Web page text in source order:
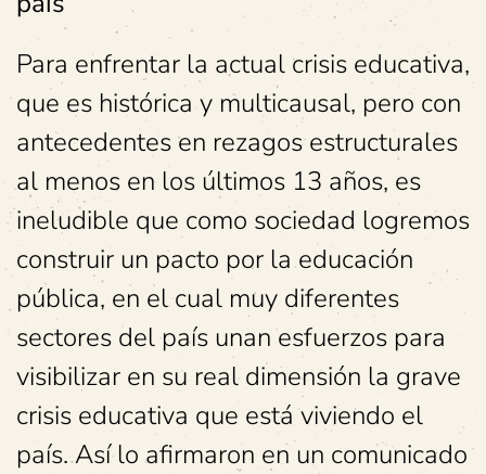
Para enfrentar la actual crisis educativa,
que es histórica y multicausal, pero con
antecedentes en rezagos estructurales
al menos en los últimos 13 años, es
ineludible que como sociedad logremos
construir un pacto por la educación
pública, en el cual muy diferentes
sectores del país unan esfuerzos para
visibilizar en su real dimensión la grave
crisis educativa que está viviendo el
país. Así lo afirmaron en un comunicado